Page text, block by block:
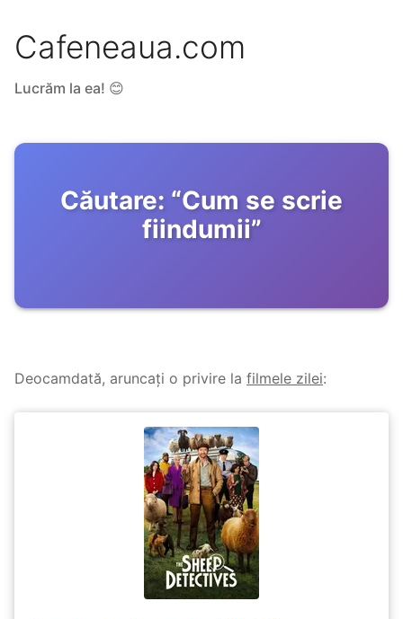
Cafeneaua.com
Lucrăm la ea! 😊
Căutare: “Cum se scrie
fiindumii”
Deocamdată, aruncați o privire la filmele zilei: